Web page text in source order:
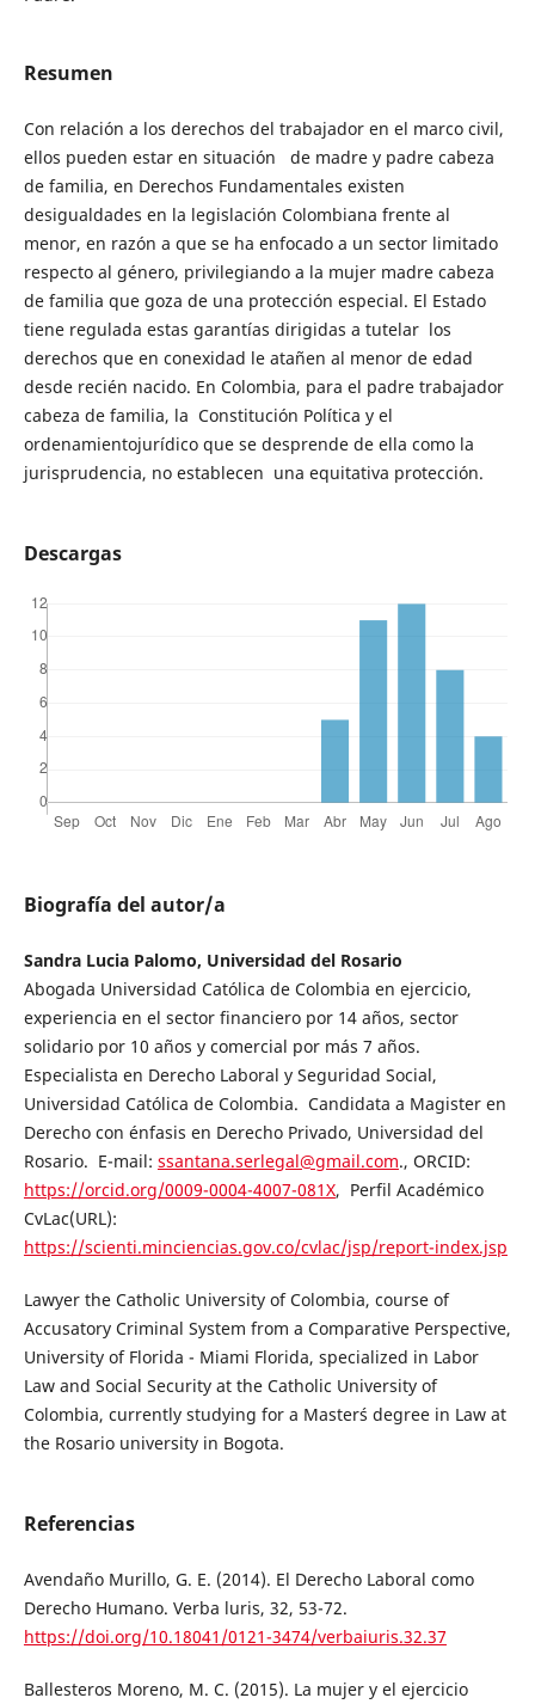
Resumen
Con relación a los derechos del trabajador en el marco civil,
ellos pueden estar en situación de madre y padre cabeza
de familia, en Derechos Fundamentales existen
desigualdades en la legislación Colombiana frente al
menor, en razón a que se ha enfocado a un sector limitado
respecto al género, privilegiando a la mujer madre cabeza
de familia que goza de una protección especial. El Estado
tiene regulada estas garantías dirigidas a tutelar los
derechos que en conexidad le atañen al menor de edad
desde recién nacido. En Colombia, para el padre trabajador
cabeza de familia, la Constitución Política y el
ordenamientojurídico que se desprende de ella como la
jurisprudencia, no establecen una equitativa protección.
Descargas
Biografía del autor/a
Sandra Lucia Palomo, Universidad del Rosario
Abogada Universidad Católica de Colombia en ejercicio,
experiencia en el sector financiero por 14 años, sector
solidario por 10 años y comercial por más 7 años.
Especialista en Derecho Laboral y Seguridad Social,
Universidad Católica de Colombia. Candidata a Magister en
Derecho con énfasis en Derecho Privado, Universidad del
Rosario. E-mail: ssantana.serlegal@gmail.com., ORCID:
https://orcid.org/0009-0004-4007-081X, Perfil Académico
CvLac(URL):
https://scienti.minciencias.gov.co/cvlac/jsp/report-index.jsp
Lawyer the Catholic University of Colombia, course of
Accusatory Criminal System from a Comparative Perspective,
University of Florida - Miami Florida, specialized in Labor
Law and Social Security at the Catholic University of
Colombia, currently studying for a Master´s degree in Law at
the Rosario university in Bogota.
Referencias
Avendaño Murillo, G. E. (2014). El Derecho Laboral como
Derecho Humano. Verba luris, 32, 53-72.
https://doi.org/10.18041/0121-3474/verbaiuris.32.37
Ballesteros Moreno, M. C. (2015). La mujer y el ejercicio